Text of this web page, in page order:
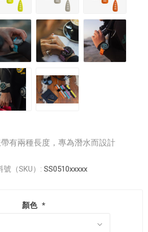
有兩種長度，專為潛水而設計
號（SKU）: SS0510xxxxx
顏色 *